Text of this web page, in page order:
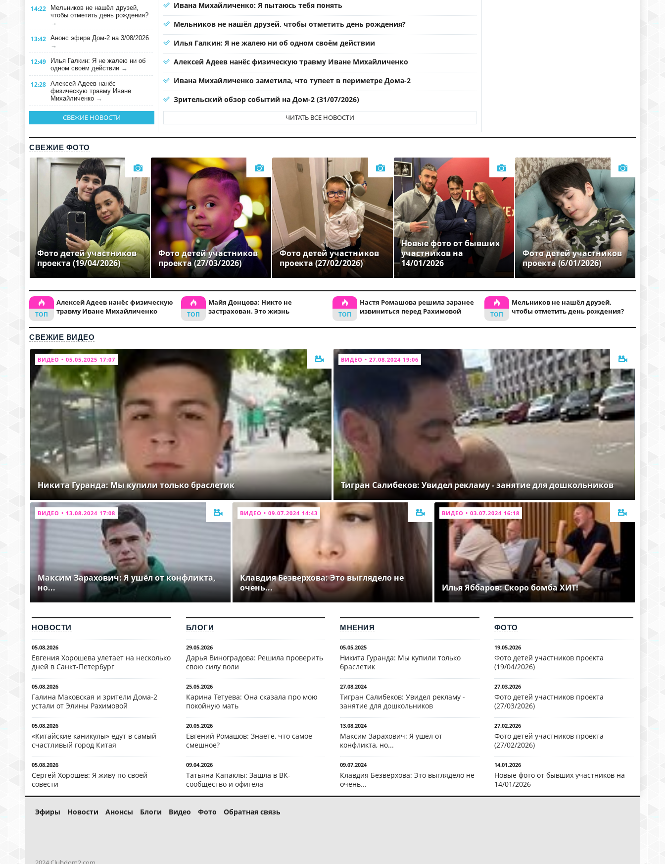
14:22
Мельников не нашёл друзей,
чтобы отметить день рождения?
→
13:42 Анонс эфира Дом-2 на 3/08/2026
→
12:49
Илья Галкин: Я не жалею ни об
одном своём действии →
12:28 Алексей Адеев нанёс
физическую травму Иване
Михайличенко →
СВЕЖИЕ НОВОСТИ
Ивана Михайличенко: Я пытаюсь тебя понять
Мельников не нашёл друзей, чтобы отметить день рождения?
Илья Галкин: Я не жалею ни об одном своём действии
Алексей Адеев нанёс физическую травму Иване Михайличенко
Ивана Михайличенко заметила, что тупеет в периметре Дома-2
Зрительский обзор событий на Дом-2 (31/07/2026)
ЧИТАТЬ ВСЕ НОВОСТИ
СВЕЖИЕ ФОТО
Фото детей участников
проекта (19/04/2026)
Фото детей участников
проекта (27/03/2026)
Фото детей участников
проекта (27/02/2026)
Новые фото от бывших
участников на
14/01/2026
Фото детей участников
проекта (6/01/2026)
Алексей Адеев нанёс физическую
травму Иване Михайличенко
Майя Донцова: Никто не
застрахован. Это жизнь
Настя Ромашова решила заранее
извиниться перед Рахимовой
Мельников не нашёл друзей,
чтобы отметить день рождения?
СВЕЖИЕ ВИДЕО
ВИДЕО • 05.05.2025 17:07
Никита Гуранда: Мы купили только браслетик
ВИДЕО • 27.08.2024 19:06
Тигран Салибеков: Увидел рекламу - занятие для дошкольников
ВИДЕО • 13.08.2024 17:08
Максим Зарахович: Я ушёл от конфликта,
но...
ВИДЕО • 09.07.2024 14:43
Клавдия Безверхова: Это выглядело не
очень...
ВИДЕО • 03.07.2024 16:18
Илья Яббаров: Скоро бомба ХИТ!
НОВОСТИ
05.08.2026
Евгения Хорошева улетает на несколько
дней в Санкт-Петербург
05.08.2026
Галина Маковская и зрители Дома-2
устали от Элины Рахимовой
05.08.2026
«Китайские каникулы» едут в самый
счастливый город Китая
05.08.2026
Сергей Хорошев: Я живу по своей
совести
БЛОГИ
29.05.2026
Дарья Виноградова: Решила проверить
свою силу воли
25.05.2026
Карина Тетуева: Она сказала про мою
покойную мать
20.05.2026
Евгений Ромашов: Знаете, что самое
смешное?
09.04.2026
Татьяна Капаклы: Зашла в ВК-
сообщество и офигела
МНЕНИЯ
05.05.2025
Никита Гуранда: Мы купили только
браслетик
27.08.2024
Тигран Салибеков: Увидел рекламу -
занятие для дошкольников
13.08.2024
Максим Зарахович: Я ушёл от
конфликта, но...
09.07.2024
Клавдия Безверхова: Это выглядело не
очень...
ФОТО
19.05.2026
Фото детей участников проекта
(19/04/2026)
27.03.2026
Фото детей участников проекта
(27/03/2026)
27.02.2026
Фото детей участников проекта
(27/02/2026)
14.01.2026
Новые фото от бывших участников на
14/01/2026
Эфиры Новости Анонсы Блоги Видео Фото Обратная связь